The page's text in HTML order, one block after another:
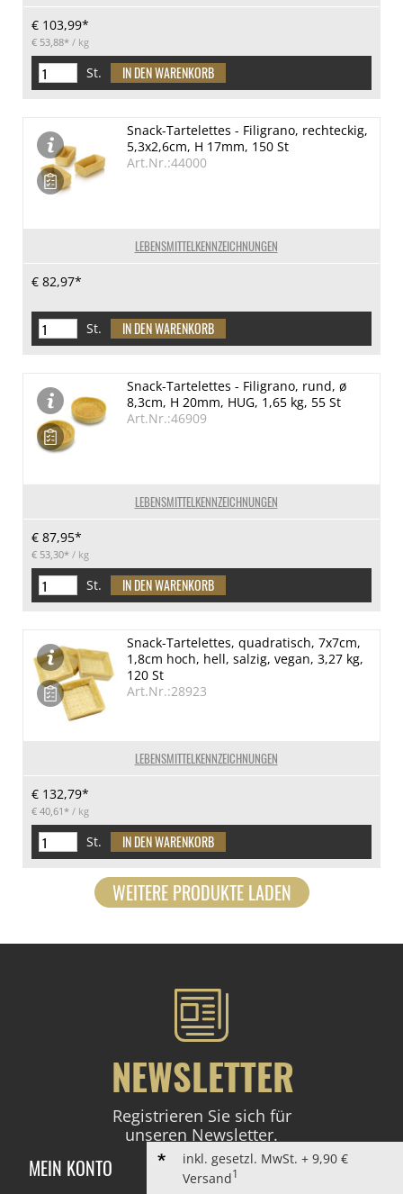
€ 103,99*
€ 53,88* / kg
St.
LEBENSMITTELKENNZEICHNUNGEN
Snack-Tartelettes - Filigrano, rechteckig,
5,3x2,6cm, H 17mm, 150 St
Art.Nr.:44000
€ 82,97*
St.
LEBENSMITTELKENNZEICHNUNGEN
Snack-Tartelettes - Filigrano, rund, ø
8,3cm, H 20mm, HUG, 1,65 kg, 55 St
Art.Nr.:46909
€ 87,95*
€ 53,30* / kg
St.
LEBENSMITTELKENNZEICHNUNGEN
Snack-Tartelettes, quadratisch, 7x7cm,
1,8cm hoch, hell, salzig, vegan, 3,27 kg,
120 St
Art.Nr.:28923
€ 132,79*
€ 40,61* / kg
St.
WEITERE PRODUKTE LADEN
NEWSLETTER
Registrieren Sie sich für
unseren Newsletter.
ANMELDEN
MEIN KONTO
inkl. gesetzl. MwSt. + 9,90 €
Versand1